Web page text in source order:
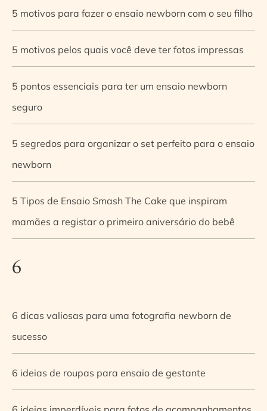
5 motivos para fazer o ensaio newborn com o seu filho
5 motivos pelos quais você deve ter fotos impressas
5 pontos essenciais para ter um ensaio newborn
seguro
5 segredos para organizar o set perfeito para o ensaio
newborn
5 Tipos de Ensaio Smash The Cake que inspiram
mamães a registar o primeiro aniversário do bebê
6
6 dicas valiosas para uma fotografia newborn de
sucesso
6 ideias de roupas para ensaio de gestante